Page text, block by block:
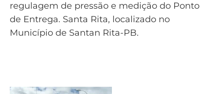
regulagem de pressão e medição do Ponto
de Entrega. Santa Rita, localizado no
Município de Santan Rita-PB.